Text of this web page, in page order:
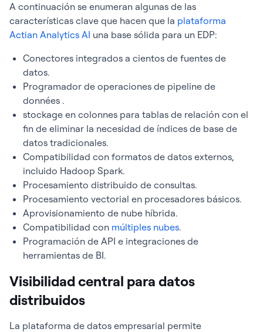
A continuación se enumeran algunas de las
características clave que hacen que la plataforma
Actian Analytics AI una base sólida para un EDP:
Conectores integrados a cientos de fuentes de
datos.
Programador de operaciones de pipeline de
données .
stockage en colonnes para tablas de relación con el
fin de eliminar la necesidad de índices de base de
datos tradicionales.
Compatibilidad con formatos de datos externos,
incluido Hadoop Spark.
Procesamiento distribuido de consultas.
Procesamiento vectorial en procesadores básicos.
Aprovisionamiento de nube híbrida.
Compatibilidad con múltiples nubes.
Programación de API e integraciones de
herramientas de BI.
Visibilidad central para datos
distribuidos
La plataforma de datos empresarial permite